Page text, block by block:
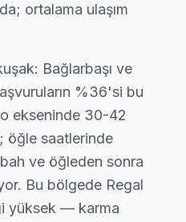
Kazım Karabekir,
Yenidoğan,
TV Yerleştirme ve
aldıysanız,
döner braket montajı ve
kablo kanalı ile estetik
optimizasyonu ve yayın
ortalama ulaşım
Bağlarbaşı ve
%36'si bu
ekseninde 30-42
öğle saatlerinde
ve öğleden sonra
Bu bölgede Regal
yüksek — karma